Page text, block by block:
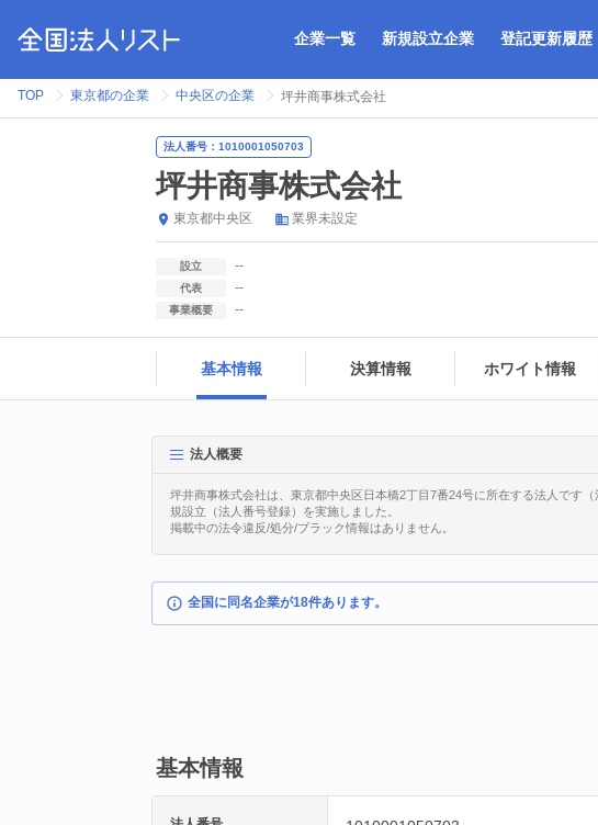
企業一覧 新規設立企業 登記更新履歴
TOP 東京都の企業 中央区の企業 坪井商事株式会社
法人番号：1010001050703
坪井商事株式会社
東京都中央区 業界未設定
設立 --
代表 --
事業概要 --
基本情報 決算情報 ホワイト情報
法人概要
坪井商事株式会社は、東京都中央区日本橋2丁目7番24号に所在する法人です
規設立（法人番号登録）を実施しました。
掲載中の法令違反/処分/ブラック情報はありません。
全国に同名企業が18件あります。
基本情報